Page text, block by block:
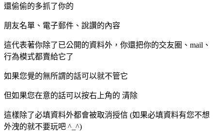
還偷偷的多抓了你的
朋友名單、電子郵件、說讚的內容
這代表著你除了已公開的資料外，你還把你的交友圈、mail、
行為模式都賣給它了
如果您覺的無所謂的話可以就不管它
但如果您在意的話可以按右上角的 清除
這樣除了必填資料外都會被取消授信 (如果必填資料有您不想
外洩的就不要玩吧 ^_^)